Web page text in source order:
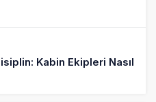
Kabin Ekipleri Nasıl